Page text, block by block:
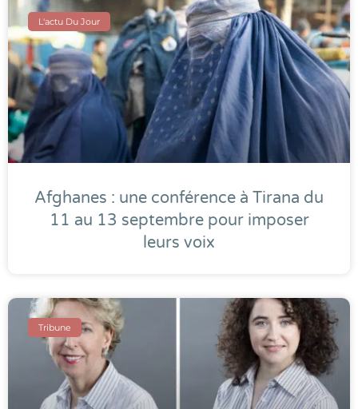
L'actu Du Jour
Afghanes : une conférence à Tirana du
11 au 13 septembre pour imposer
leurs voix
Tribune